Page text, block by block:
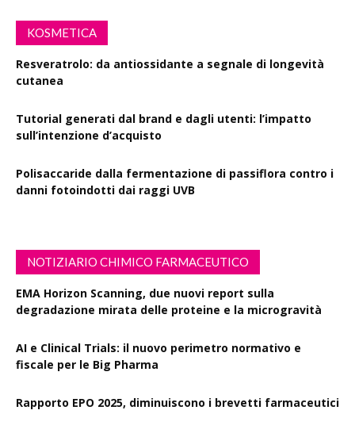
KOSMETICA
Resveratrolo: da antiossidante a segnale di longevità
cutanea
Tutorial generati dal brand e dagli utenti: l’impatto
sull’intenzione d’acquisto
Polisaccaride dalla fermentazione di passiflora contro i
danni fotoindotti dai raggi UVB
NOTIZIARIO CHIMICO FARMACEUTICO
EMA Horizon Scanning, due nuovi report sulla
degradazione mirata delle proteine e la microgravità
AI e Clinical Trials: il nuovo perimetro normativo e
fiscale per le Big Pharma
Rapporto EPO 2025, diminuiscono i brevetti farmaceutici